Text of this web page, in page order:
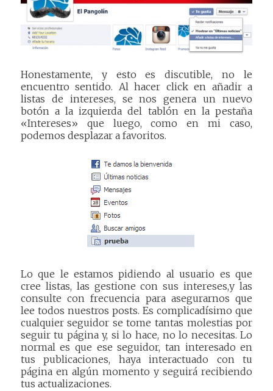
Honestamente, y esto es discutible, no le
encuentro sentido. Al hacer click en añadir a
listas de intereses, se nos genera un nuevo
botón a la izquierda del tablón en la pestaña
«Intereses» que luego, como en mi caso,
podemos desplazar a favoritos.
Lo que le estamos pidiendo al usuario es que
cree listas, las gestione con sus intereses,y las
consulte con frecuencia para asegurarnos que
lee todos nuestros posts. Es complicadísimo que
cualquier seguidor se tome tantas molestias por
seguir tu página y, si lo hace, no lo necesitas. Lo
normal es que ese seguidor, tan interesado en
tus publicaciones, haya interactuado con tu
página en algún momento y seguirá recibiendo
tus actualizaciones.